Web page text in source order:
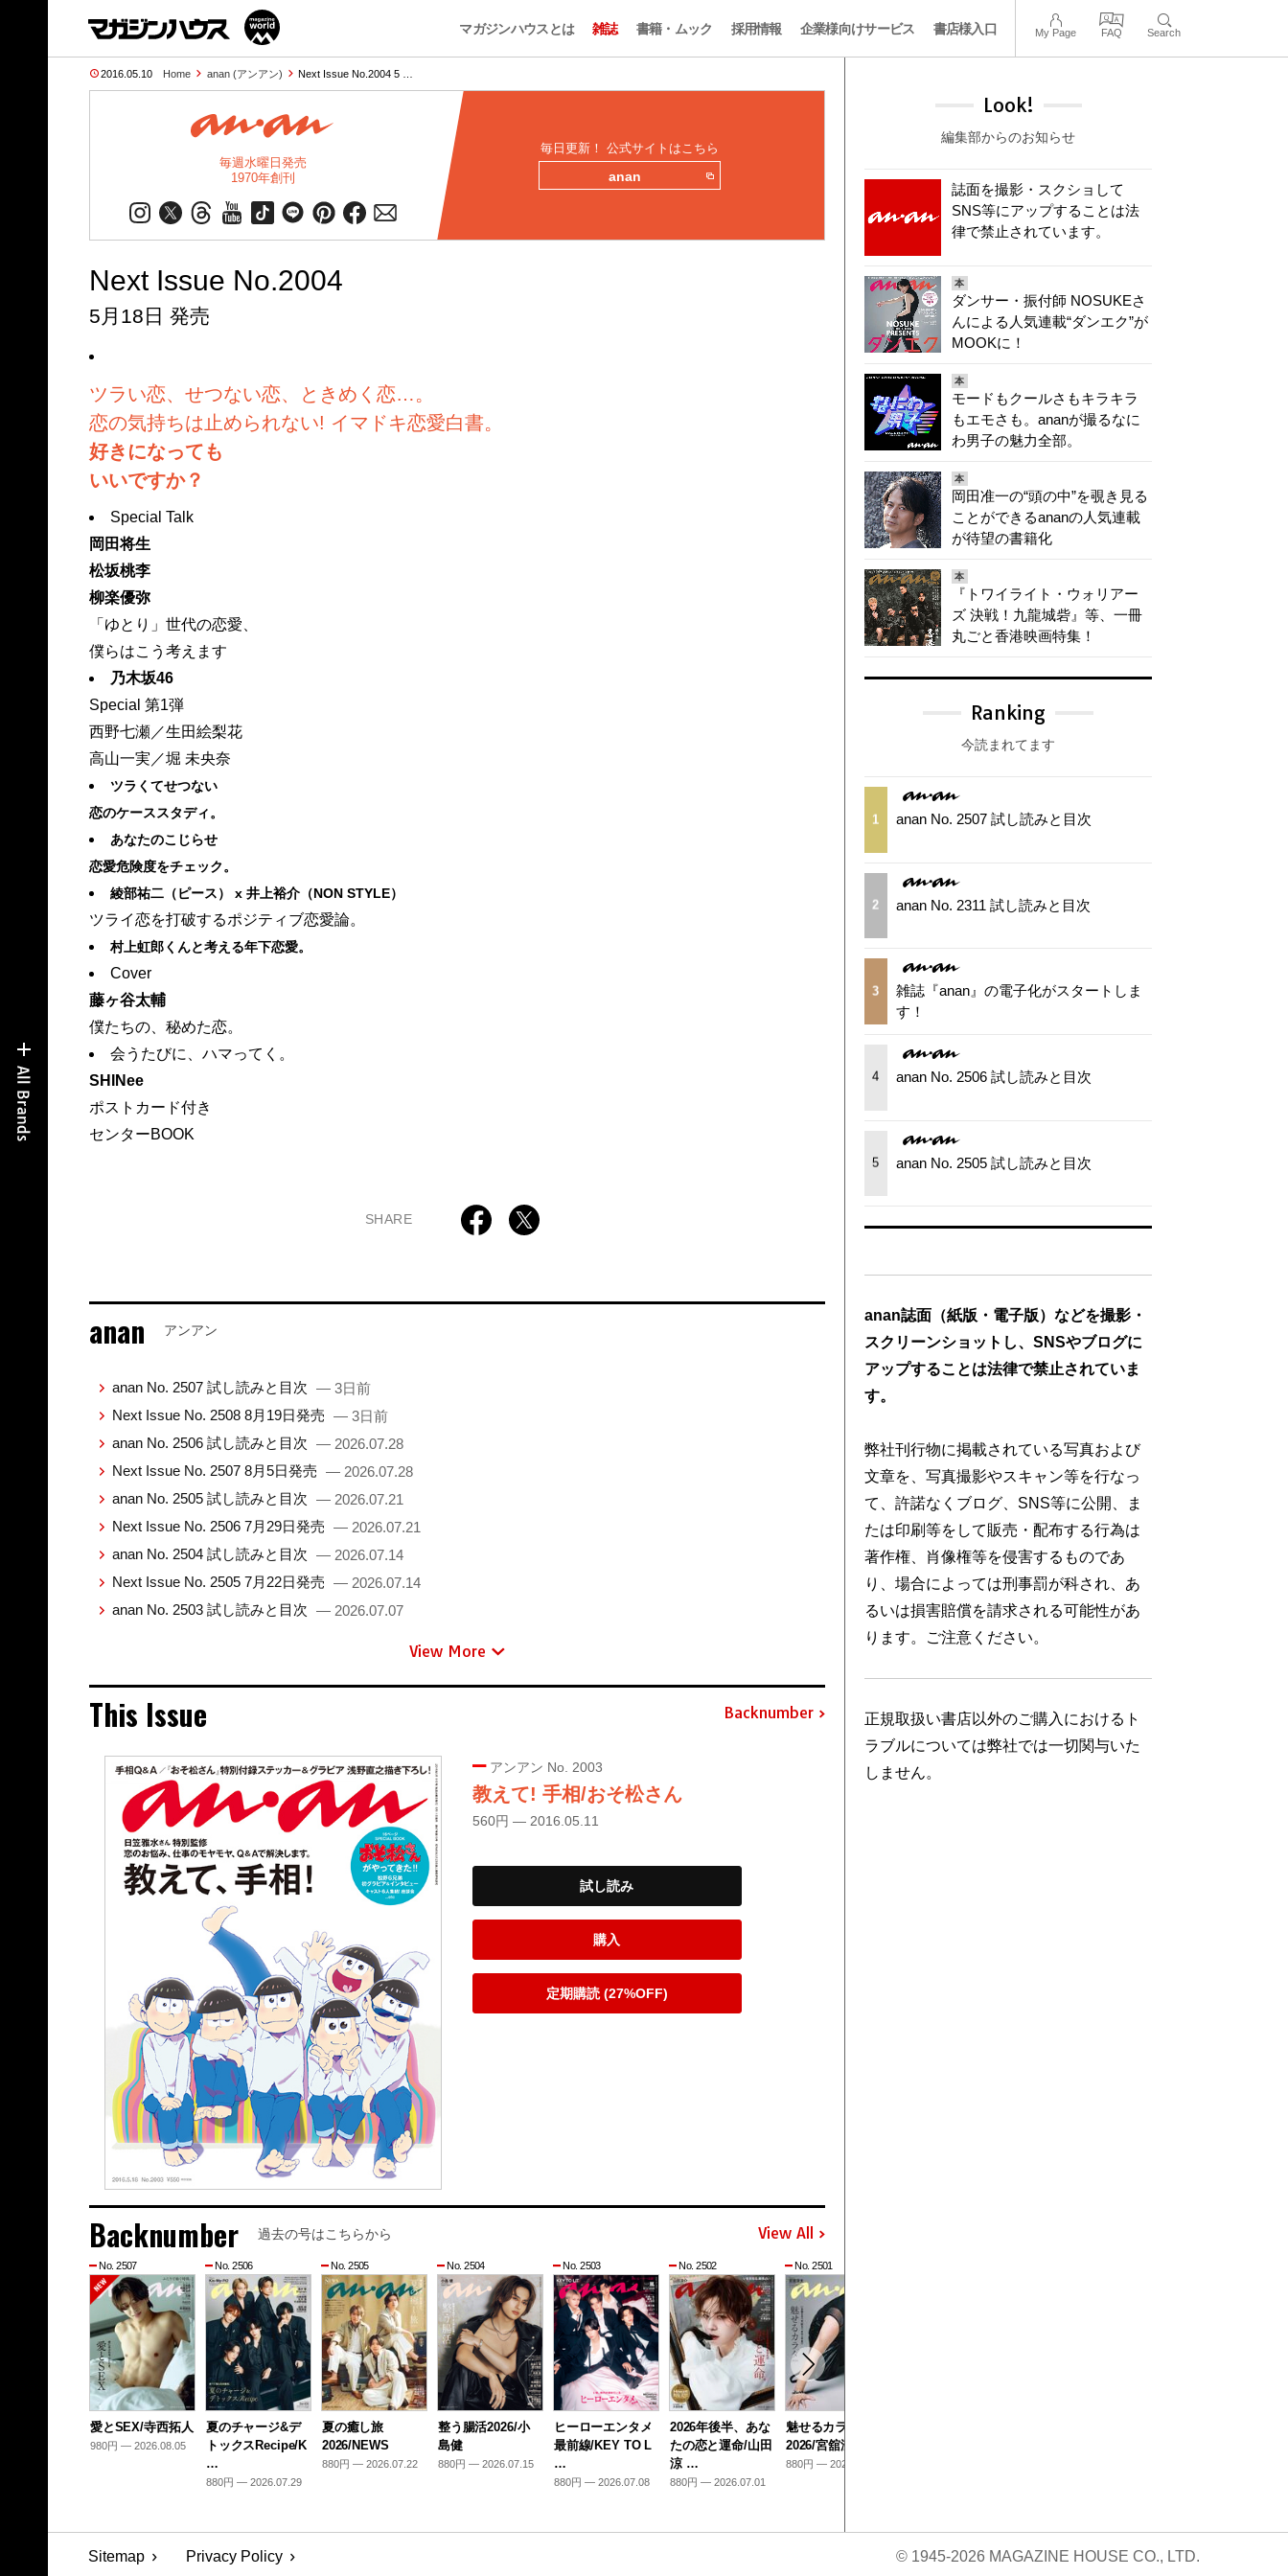
マガジンハウスとは 雑誌 書籍・ムック 採用情報 企業様向けサービス 書店様入口 My Page FAQ Search
2016.05.10 Home anan (アンアン) Next Issue No.2004 5 …
毎週水曜日発売
1970年創刊
毎日更新！ 公式サイトはこちら
anan
Next Issue No.2004
5月18日 発売
ツラい恋、せつない恋、ときめく恋…。
恋の気持ちは止められない! イマドキ恋愛白書。
好きになっても
いいですか？
Special Talk
岡田将生
松坂桃李
柳楽優弥
「ゆとり」世代の恋愛、
僕らはこう考えます
乃木坂46
Special 第1弾
西野七瀬／生田絵梨花
高山一実／堀 未央奈
ツラくてせつない
恋のケーススタディ。
あなたのこじらせ
恋愛危険度をチェック。
綾部祐二（ピース） x 井上裕介（NON STYLE）
ツライ恋を打破するポジティブ恋愛論。
村上虹郎くんと考える年下恋愛。
Cover
藤ヶ谷太輔
僕たちの、秘めた恋。
会うたびに、ハマってく。
SHINee
ポストカード付き
センターBOOK
SHARE
anan アンアン
anan No. 2507 試し読みと目次 — 3日前
Next Issue No. 2508 8月19日発売 — 3日前
anan No. 2506 試し読みと目次 — 2026.07.28
Next Issue No. 2507 8月5日発売 — 2026.07.28
anan No. 2505 試し読みと目次 — 2026.07.21
Next Issue No. 2506 7月29日発売 — 2026.07.21
anan No. 2504 試し読みと目次 — 2026.07.14
Next Issue No. 2505 7月22日発売 — 2026.07.14
anan No. 2503 試し読みと目次 — 2026.07.07
View More
This Issue Backnumber
アンアン No. 2003
教えて! 手相/おそ松さん
560円 — 2016.05.11
試し読み
購入
定期購読 (27%OFF)
Backnumber 過去の号はこちらから View All
No. 2507
愛とSEX/寺西拓人
980円 — 2026.08.05
No. 2506
夏のチャージ&デ
トックスRecipe/K
…
880円 — 2026.07.29
No. 2505
夏の癒し旅
2026/NEWS
880円 — 2026.07.22
No. 2504
整う腸活2026/小
島健
880円 — 2026.07.15
No. 2503
ヒーローエンタメ
最前線/KEY TO L
…
880円 — 2026.07.08
No. 2502
2026年後半、あな
たの恋と運命/山田
涼 …
880円 — 2026.07.01
No. 2501
魅せるカラダ
2026/宮舘涼太
880円 — 2026.06.24
Look!
編集部からのお知らせ
誌面を撮影・スクショして
SNS等にアップすることは法
律で禁止されています。
本
ダンサー・振付師 NOSUKEさ
んによる人気連載“ダンエク”が
MOOKに！
本
モードもクールさもキラキラ
もエモさも。ananが撮るなに
わ男子の魅力全部。
本
岡田准一の“頭の中”を覗き見る
ことができるananの人気連載
が待望の書籍化
本
『トワイライト・ウォリアー
ズ 決戦！九龍城砦』等、一冊
丸ごと香港映画特集！
Ranking
今読まれてます
1 anan No. 2507 試し読みと目次
2 anan No. 2311 試し読みと目次
3
雑誌『anan』の電子化がスタートしま
す！
4 anan No. 2506 試し読みと目次
5 anan No. 2505 試し読みと目次
anan誌面（紙版・電子版）などを撮影・
スクリーンショットし、SNSやブログに
アップすることは法律で禁止されていま
す。
弊社刊行物に掲載されている写真および
文章を、写真撮影やスキャン等を行なっ
て、許諾なくブログ、SNS等に公開、ま
たは印刷等をして販売・配布する行為は
著作権、肖像権等を侵害するものであ
り、場合によっては刑事罰が科され、あ
るいは損害賠償を請求される可能性があ
ります。ご注意ください。
正規取扱い書店以外のご購入におけるト
ラブルについては弊社では一切関与いた
しません。
Sitemap Privacy Policy © 1945-2026 MAGAZINE HOUSE CO., LTD.